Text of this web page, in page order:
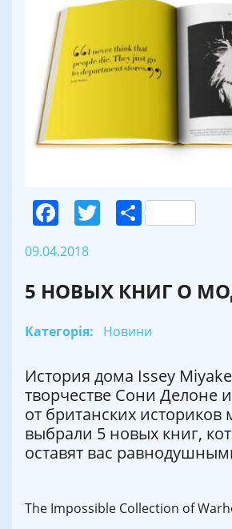
Facebook
Twitter
09.04.2018
5 НОВЫХ КНИГ О
Категорія: Новини
История дома Issey
творчестве Сони Делоне
от британских
выбрали 5 новых книг,
оставят вас
The Impossible Collection of